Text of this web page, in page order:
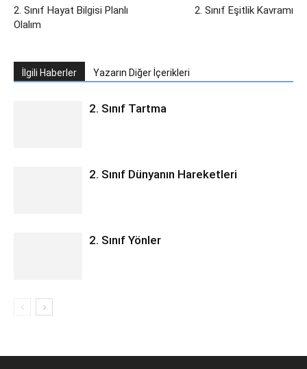
2. Sınıf Hayat Bilgisi Planlı
Olalım
2. Sınıf Eşitlik Kavramı
İlgili Haberler Yazarın Diğer İçerikleri
2. Sınıf Tartma
2. Sınıf Dünyanın Hareketleri
2. Sınıf Yönler